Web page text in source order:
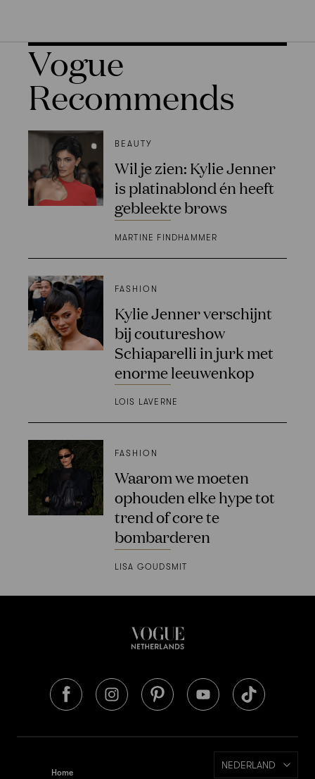
Vogue
Recommends
BEAUTY
Wil je zien: Kylie Jenner
is platinablond én heeft
gebleekte brows
MARTINE FINDHAMMER
FASHION
Kylie Jenner verschijnt
bij coutureshow
Schiaparelli in jurk met
enorme leeuwenkop
LOIS LAVERNE
FASHION
Waarom we moeten
ophouden elke hype tot
trend of core te
bombarderen
LISA GOUDSMIT
Home
NEDERLAND